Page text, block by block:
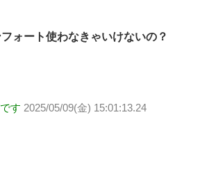
ォート使わなきゃいけないの？
す 2025/05/09(金) 15:01:13.24